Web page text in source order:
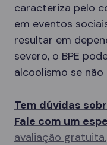
caracteriza pelo
em eventos
resultar em
severo, o BPE
alcoolismo se
Tem dúvidas
Fale com um
avaliação gratuita.